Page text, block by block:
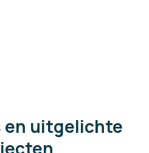
en uitgelichte